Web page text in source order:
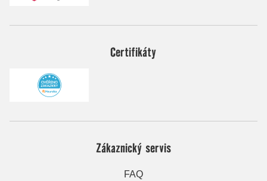
Certifikáty
Zákaznický servis
FAQ